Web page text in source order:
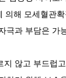
의해 모세혈관
극과 부담은 가
지 않고 부드럽